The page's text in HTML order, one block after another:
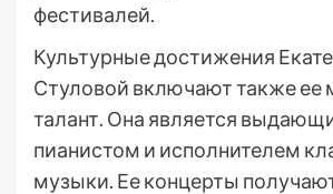
фестивалей.
Культурные достижения
Стуловой включают также ее
талант. Она является
пианистом и исполнителем
музыки. Ее концерты